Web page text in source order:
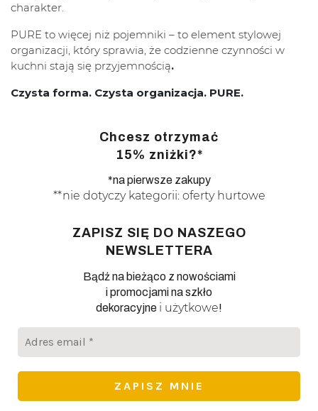
charakter.
PURE to więcej niż pojemniki – to element stylowej
organizacji, który sprawia, że codzienne czynności w
kuchni stają się przyjemnością.
Czysta forma. Czysta organizacja. PURE.
Chcesz otrzymać
15% zniżki?*
*na pierwsze zakupy
**nie dotyczy kategorii: oferty hurtowe
ZAPISZ SIĘ DO NASZEGO
NEWSLETTERA
Bądź na bieżąco z nowościami
i promocjami na szkło
dekoracyjne i użytkowe!